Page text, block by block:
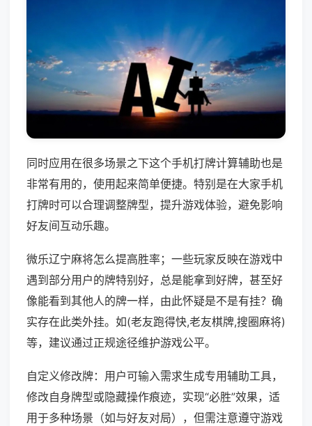
同时应用在很多场景之下这个手机打牌计算辅助也是
非常有用的，使用起来简单便捷。特别是在大家手机
打牌时可以合理调整牌型，提升游戏体验，避免影响
好友间互动乐趣。
微乐辽宁麻将怎么提高胜率；一些玩家反映在游戏中
遇到部分用户的牌特别好，总是能拿到好牌，甚至好
像能看到其他人的牌一样，由此怀疑是不是有挂？确
实存在此类外挂。如(老友跑得快,老友棋牌,搜圈麻将)
等，建议通过正规途径维护游戏公平。
自定义修改牌：用户可输入需求生成专用辅助工具，
修改自身牌型或隐藏操作痕迹，实现“必胜”效果，适
用于多种场景（如与好友对局），但需注意遵守游戏